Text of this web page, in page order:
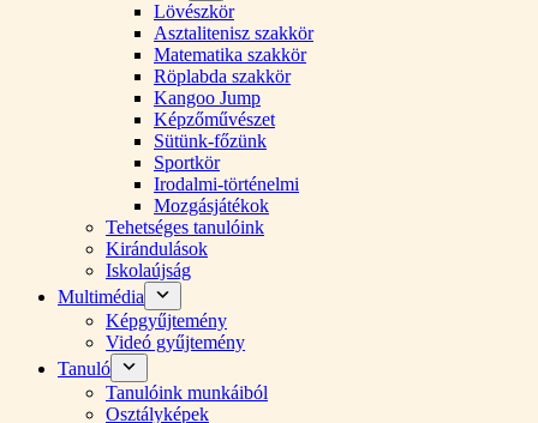
Lövészkör
Asztalitenisz szakkör
Matematika szakkör
Röplabda szakkör
Kangoo Jump
Képzőművészet
Sütünk-főzünk
Sportkör
Irodalmi-történelmi
Mozgásjátékok
Tehetséges tanulóink
Kirándulások
Iskolaújság
Multimédia
Képgyűjtemény
Videó gyűjtemény
Tanuló
Tanulóink munkáiból
Osztályképek